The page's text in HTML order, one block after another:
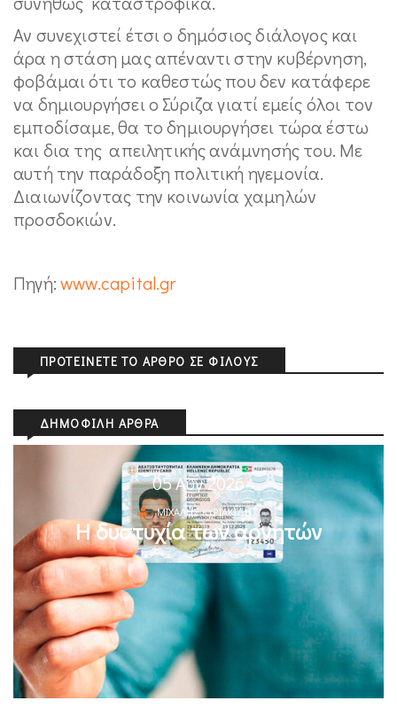
Αν συνεχιστεί έτσι ο δημόσιος διάλογος και
άρα η στάση μας απέναντι στην κυβέρνηση,
φοβάμαι ότι το καθεστώς που δεν κατάφερε
να δημιουργήσει ο Σύριζα γιατί εμείς όλοι τον
εμποδίσαμε, θα το δημιουργήσει τώρα έστω
και δια της απειλητικής ανάμνησής του. Με
αυτή την παράδοξη πολιτική ηγεμονία.
Διαιωνίζοντας την κοινωνία χαμηλών
προσδοκιών.
Πηγή:www.capital.gr
ΠΡΟΤΕΊΝΕΤΕ ΤΟ ΆΡΘΡΟ ΣΕ ΦΊΛΟΥΣ
ΔΗΜΟΦΙΛΉ ΆΡΘΡΑ
05 Αυγ 2026
ΜΙΧΆΛΗΣ ΚΥΡΙΑΚΊΔΗΣ
Η δυστυχία των αρνητών